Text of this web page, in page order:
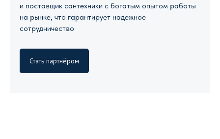
и поставщик сантехники с богатым опытом работы
на рынке, что гарантирует надежное
сотрудничество
Стать партнёром